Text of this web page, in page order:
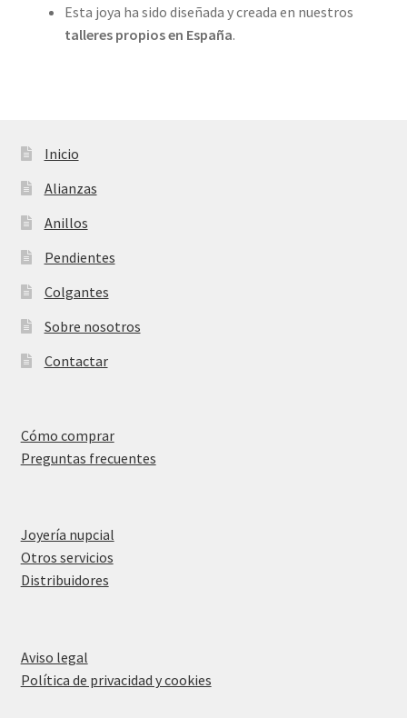
Esta joya ha sido diseñada y creada en nuestros
talleres propiosen España.
Inicio
Alianzas
Anillos
Pendientes
Colgantes
Sobre nosotros
Contactar
Cómo comprar
Preguntas frecuentes
Joyería nupcial
Otros servicios
Distribuidores
Aviso legal
Política de privacidad y cookies